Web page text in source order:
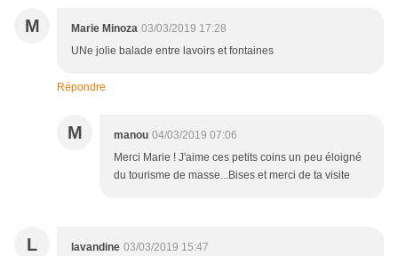
M Marie Minoza 03/03/2019 17:28
UNe jolie balade entre lavoirs et fontaines
Répondre
M manou 04/03/2019 07:06
Merci Marie ! J'aime ces petits coins un peu éloigné
du tourisme de masse...Bises et merci de ta visite
L lavandine 03/03/2019 15:47